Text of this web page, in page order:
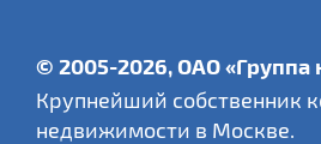
© 2005-2026, ОАО
Крупнейший собственник
недвижимости в Москве.